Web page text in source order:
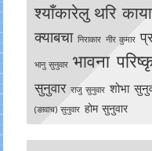
श्याँकारेलु थरि
क्याबचा निराकार नीर कुमार
भानु सुनुवार भावना
सुनुवार राजु सुनुवार शोभा
(ङावाच) सुनुवार होम सुनुवार